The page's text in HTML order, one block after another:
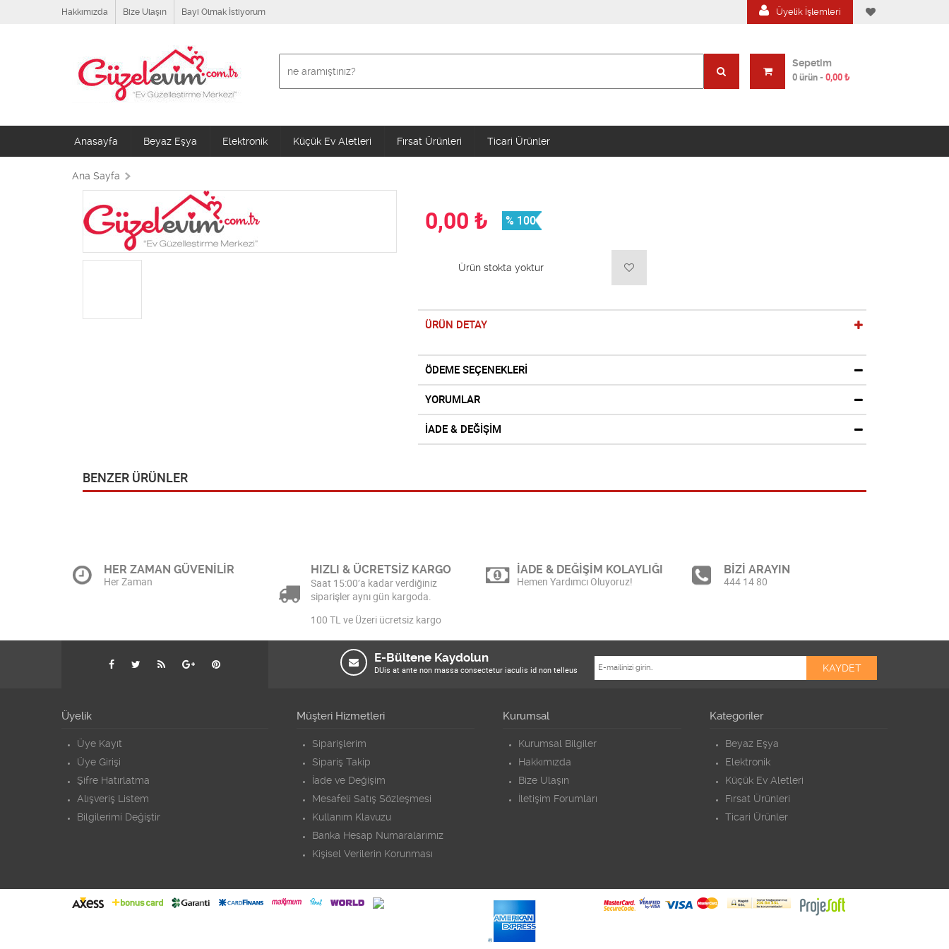
Hakkımızda Bize Ulaşın Bayi Olmak İstiyorum Üyelik İşlemleri
Sepetim
0 ürün - 0,00 ₺
Anasayfa Beyaz Eşya Elektronik Küçük Ev Aletleri Fırsat Ürünleri Ticari Ürünler
Ana Sayfa
0,00 ₺ % 100
Ürün stokta yoktur
ÜRÜN DETAY
ÖDEME SEÇENEKLERİ
YORUMLAR
İADE & DEĞİŞİM
BENZER ÜRÜNLER
HER ZAMAN GÜVENİLİR
Her Zaman
HIZLI & ÜCRETSİZ KARGO
Saat 15:00’a kadar verdiğiniz
siparişler aynı gün kargoda.
100 TL ve Üzeri ücretsiz kargo
İADE & DEĞİŞİM KOLAYLIĞI
Hemen Yardımcı Oluyoruz!
BİZİ ARAYIN
444 14 80
E-Bültene Kaydolun
DUis at ante non massa consectetur iaculis id non telleus
Üyelik
Üye Kayıt
Üye Girişi
Şifre Hatırlatma
Alışveriş Listem
Bilgilerimi Değiştir
Müşteri Hizmetleri
Siparişlerim
Sipariş Takip
İade ve Değişim
Mesafeli Satış Sözleşmesi
Kullanım Klavuzu
Banka Hesap Numaralarımız
Kişisel Verilerin Korunması
Kurumsal
Kurumsal Bilgiler
Hakkımızda
Bize Ulaşın
İletişim Forumları
Kategoriler
Beyaz Eşya
Elektronik
Küçük Ev Aletleri
Fırsat Ürünleri
Ticari Ürünler